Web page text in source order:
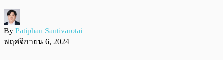
By Patiphan Santivarotai
พฤศจิกายน 6, 2024